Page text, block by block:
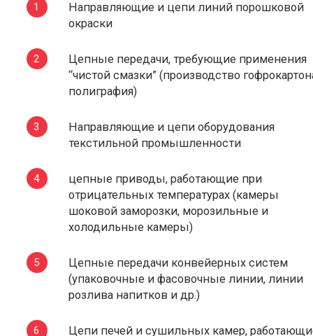
Направляющие и цепи линий порошковой
окраски
Цепные передачи, требующие применения
“чистой смазки” (производство
полиграфия)
Направляющие и цепи оборудования
текстильной промышленности
цепные приводы, работающие при
отрицательных температурах (камеры
шоковой заморозки, морозильные и
холодильные камеры)
Цепные передачи конвейерных систем
(упаковочные и фасовочные линии, линии
розлива напитков и др.)
Цепи печей и сушильных камер,